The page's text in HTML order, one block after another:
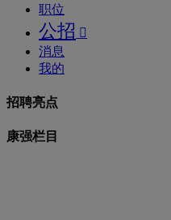
职位
公招 
消息
我的
招聘亮点
康强栏目